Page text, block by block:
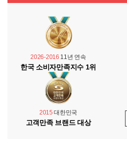
2026-2016 11년 연속
한국 소비자만족지수 1위
2015 대한민국
고객만족 브랜드 대상